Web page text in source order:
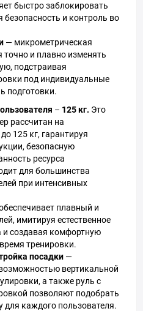
быстро заблокировать
безопасность и контроль во
— микрометрическая
и плавно изменять
подстраивая
под индивидуальные
подготовки.
– 125 кг. Это
рассчитан на
125 кг, гарантируя
безопасную
ресурса
для большинства
при интенсивных
плавный и
имитируя естественное
и создавая комфортную
тренировки.
посадки —
вертикальной
а также руль с
позволяют подобрать
каждого пользователя.